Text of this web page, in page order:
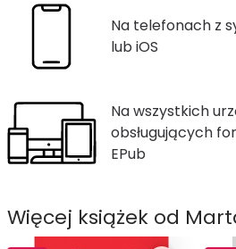
Na telefonach z
lub iOS
Na wszystkich
obsługujących
EPub
Więcej książek od